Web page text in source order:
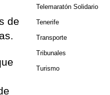
de
Telemaratón Solidario
Tenerife
Transporte
Tribunales
Turismo